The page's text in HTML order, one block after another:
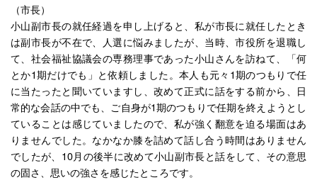
（市長）
小山副市長の就任経過を申し上げると、私が市長に就任したとき
は副市長が不在で、人選に悩みましたが、当時、市役所を退職し
て、社会福祉協議会の専務理事であった小山さんを訪ねて、「何
とか1期だけでも」と依頼しました。本人も元々1期のつもりで任
に当たったと聞いていますし、改めて正式に話をする前から、日
常的な会話の中でも、ご自身が1期のつもりで任期を終えようとし
ていることは感じていましたので、私が強く翻意を迫る場面はあ
りませんでした。なかなか膝を詰めて話し合う時間はありません
でしたが、10月の後半に改めて小山副市長と話をして、その意思
の固さ、思いの強さを感じたところです。